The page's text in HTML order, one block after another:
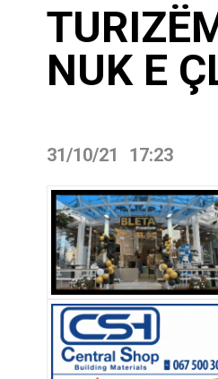
NUK E
31/10/21 17:23